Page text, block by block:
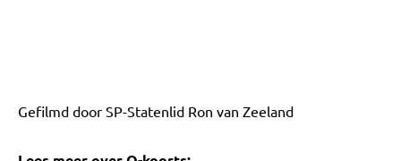
Gefilmd door SP-Statenlid Ron van Zeeland